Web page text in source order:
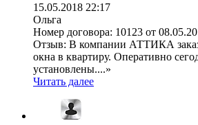
15.05.2018 22:17
Ольга
Номер договора: 10123 от
Отзыв: В компании АТТИКА
окна в квартиру. Оперативно
установлены....»
Читать далее